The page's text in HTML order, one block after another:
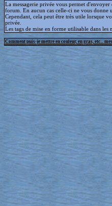
La messagerie privée vous permet d'envoyer
forum. En aucun cas celle-ci ne vous donne
Cependant, cela peut être très utile lorsque
privée.
Les tags de mise en forme utilisable dans les
Comment puis-je mettre en couleur, en gras, etc...